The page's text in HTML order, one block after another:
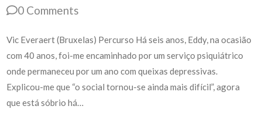
0 Comments
Vic Everaert (Bruxelas) Percurso Há seis anos, Eddy, na ocasião
com 40 anos, foi-me encaminhado por um serviço psiquiátrico
onde permaneceu por um ano com queixas depressivas.
Explicou-me que “o social tornou-se ainda mais difícil”, agora
que está sóbrio há…